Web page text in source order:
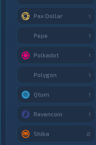
Pax Dollar 1
Pepe 1
Polkadot 1
Polygon 1
Qtum 1
Ravencoin 1
Shiba 2